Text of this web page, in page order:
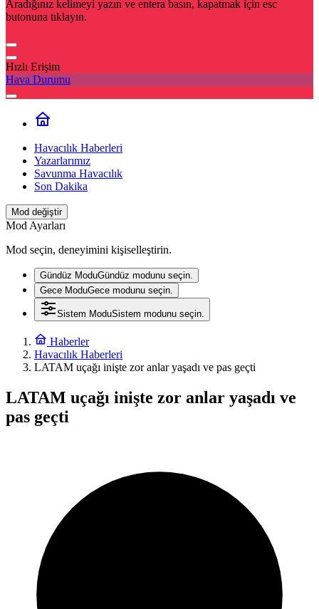
Aradığınız kelimeyi yazın ve entera basın, kapatmak için esc
butonuna tıklayın.
Hızlı Erişim
Hava Durumu
Havacılık Haberleri
Yazarlarımız
Savunma Havacılık
Son Dakika
Mod değiştir
Mod Ayarları
Mod seçin, deneyimini kişiselleştirin.
Gündüz ModuGündüz modunu seçin.
Gece ModuGece modunu seçin.
Sistem ModuSistem modunu seçin.
Haberler
Havacılık Haberleri
LATAM uçağı inişte zor anlar yaşadı ve pas geçti
LATAM uçağı inişte zor anlar yaşadı ve
pas geçti